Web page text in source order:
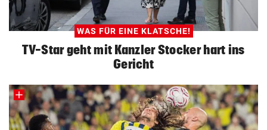
WAS FÜR EINE KLATSCHE!
TV-Star geht mit Kanzler Stocker hart ins
Gericht